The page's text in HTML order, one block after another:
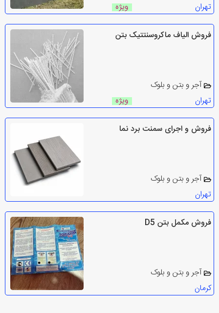
تهران
ویژه
فروش الیاف ماکروسنتتیک بتن
آجر و بتن و بلوک
تهران
ویژه
فروش و اجرای سمنت برد نما
آجر و بتن و بلوک
تهران
فروش مکمل بتن D5
آجر و بتن و بلوک
کرمان